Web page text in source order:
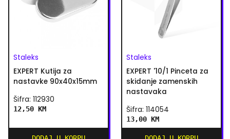
Staleks
EXPERT Kutija za
nastavke 90x40x15mm
Šifra: 112930
12,50 KM
Staleks
EXPERT '10/1 Pinceta za
skidanje zamenskih
nastavaka
Šifra: 114054
13,00 KM